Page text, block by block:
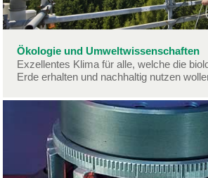
Ökologie und Umweltwissenschaften
Exzellentes Klima für alle, welche die
Erde erhalten und nachhaltig nutzen